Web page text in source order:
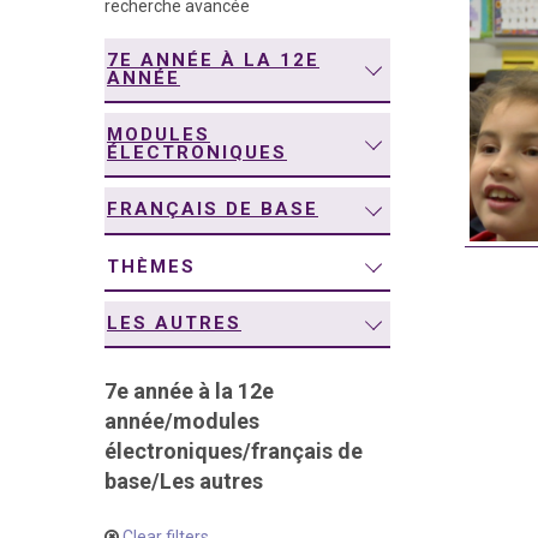
recherche avancée
7E ANNÉE À LA 12E
ANNÉE
MODULES
ÉLECTRONIQUES
FRANÇAIS DE BASE
THÈMES
LES AUTRES
7e année à la 12e
année/modules
électroniques/français de
base/Les autres